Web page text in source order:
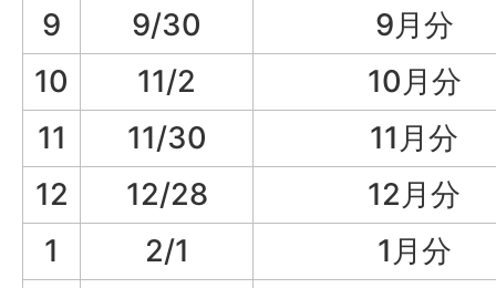
9
9/30
9月分
10
11/2
10月分
11
11/30
11月分
12
12/28
12月分
1
2/1
1月分